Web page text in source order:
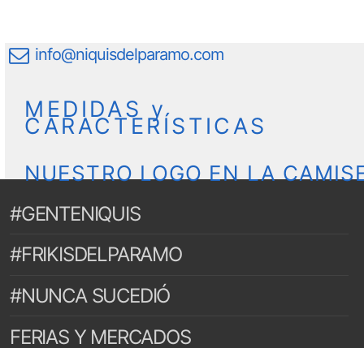
info@niquisdelparamo.com
MEDIDAS y
CARACTERÍSTICAS
NUESTRO LOGO EN LA
#GENTENIQUIS
#FRIKISDELPARAMO
#NUNCA SUCEDIÓ
FERIAS Y MERCADOS